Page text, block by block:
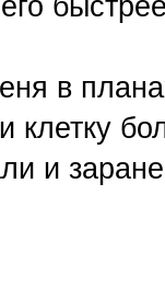
в
клетку
и